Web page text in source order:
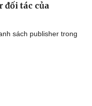
đối tác của
sách publisher trong